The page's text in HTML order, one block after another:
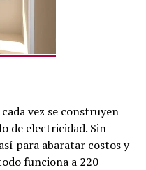
vez se construyen
de electricidad. Sin
para abaratar costos y
funciona a 220